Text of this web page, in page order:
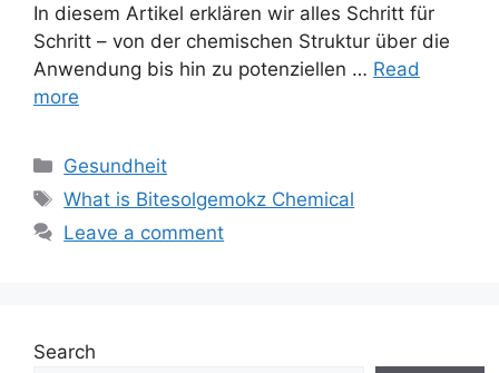
In diesem Artikel erklären wir alles Schritt für
Schritt – von der chemischen Struktur über die
Anwendung bis hin zu potenziellen … Read
more
Categories
Gesundheit
Tags
What is Bitesolgemokz Chemical
Leave a comment
Search